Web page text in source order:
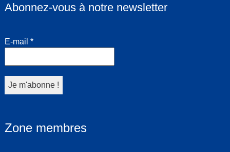
Abonnez-vous à notre newsletter
E-mail *
Zone membres